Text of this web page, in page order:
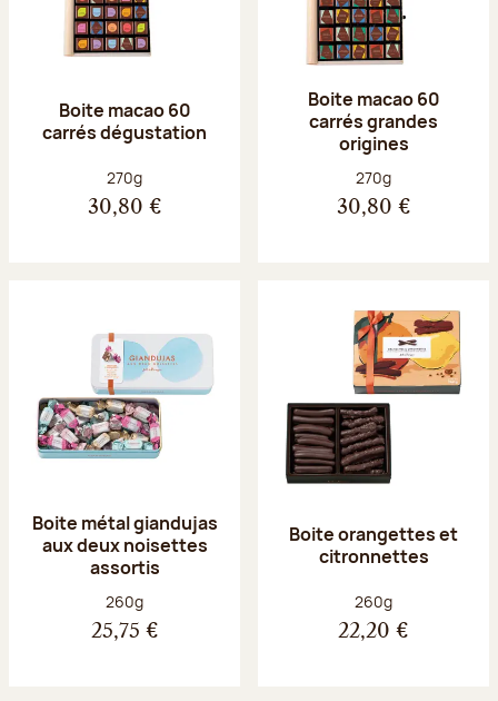
Boite macao 60
carrés dégustation
Poids net :
270g
30,80 €
Boite macao 60
carrés grandes
origines
Poids net :
270g
30,80 €
Boite métal giandujas
aux deux noisettes
assortis
Poids net :
260g
25,75 €
Boite orangettes et
citronnettes
Poids net :
260g
22,20 €